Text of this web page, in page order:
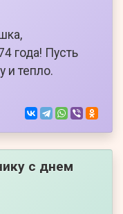
года! Пусть
и тепло.
с днем